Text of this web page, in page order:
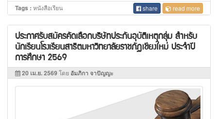
Tags : หนังสือเรียน share read more
ประกาศรับสมัครคัดเลือกบริษัทประกันอุบัติเหตุกลุ่ม สำหรับ
นักเรียนโรงเรียนสาธิตมหาวิทยาลัยราชภัฏเชียงใหม่ ประจำปี
การศึกษา 2569
20 เม.ย. 2569 โดย อัมภิกา จาปัญญะ